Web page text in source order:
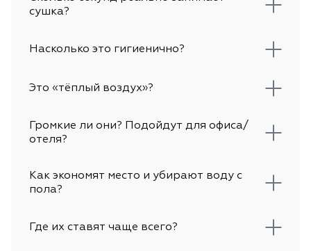
сушка?
Насколько это гигиенично?
Это «тёплый воздух»?
Громкие ли они? Подойдут для офиса/
отеля?
Как экономят место и убирают воду с
пола?
Где их ставят чаще всего?